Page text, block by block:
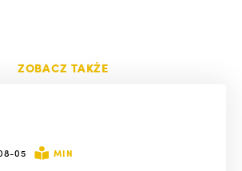
ZOBACZ TAKŻE
05 MIN